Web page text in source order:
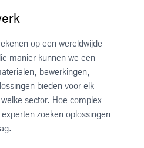
op een wereldwijde
manier kunnen we een
bewerkingen,
bieden voor elk
sector. Hoe complex
zoeken oplossingen